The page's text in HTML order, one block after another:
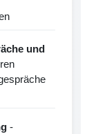
und
-